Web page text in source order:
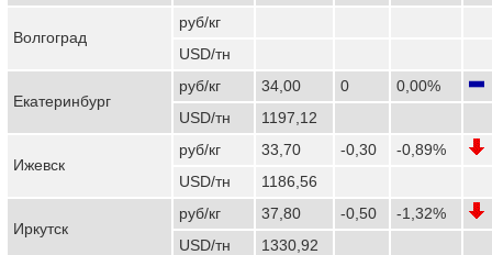
Волгоград
руб/кг
USD/тн
Екатеринбург
руб/кг 34,00 0
0,00%
USD/тн
1197,12
Ижевск
руб/кг 33,70 -0,30
-0,89%
USD/тн
1186,56
Иркутск
руб/кг 37,80 -0,50
-1,32%
USD/тн
1330,92